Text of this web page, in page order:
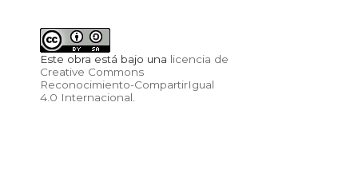
Este obra está bajo una licencia de
Creative Commons
Reconocimiento-CompartirIgual
4.0 Internacional